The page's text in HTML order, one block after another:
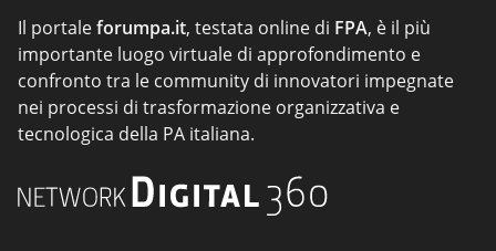
Il portaleforumpa.it, testata online di FPA, è il più
importante luogo virtuale di approfondimento e
confronto tra le community di innovatori impegnate
nei processi di trasformazione organizzativa e
tecnologica della PA italiana.